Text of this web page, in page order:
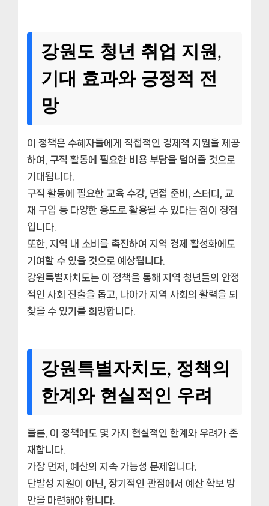
강원도 청년 취업 지원,
기대 효과와 긍정적 전
망
이 정책은 수혜자들에게 직접적인 경제적 지원을 제공
하여, 구직 활동에 필요한 비용 부담을 덜어줄 것으로
기대됩니다.
구직 활동에 필요한 교육 수강, 면접 준비, 스터디, 교
재 구입 등 다양한 용도로 활용될 수 있다는 점이 장점
입니다.
또한, 지역 내 소비를 촉진하여 지역 경제 활성화에도
기여할 수 있을 것으로 예상됩니다.
강원특별자치도는 이 정책을 통해 지역 청년들의 안정
적인 사회 진출을 돕고, 나아가 지역 사회의 활력을 되
찾을 수 있기를 희망합니다.
강원특별자치도, 정책의
한계와 현실적인 우려
물론, 이 정책에도 몇 가지 현실적인 한계와 우려가 존
재합니다.
가장 먼저, 예산의 지속 가능성 문제입니다.
단발성 지원이 아닌, 장기적인 관점에서 예산 확보 방
안을 마련해야 합니다.